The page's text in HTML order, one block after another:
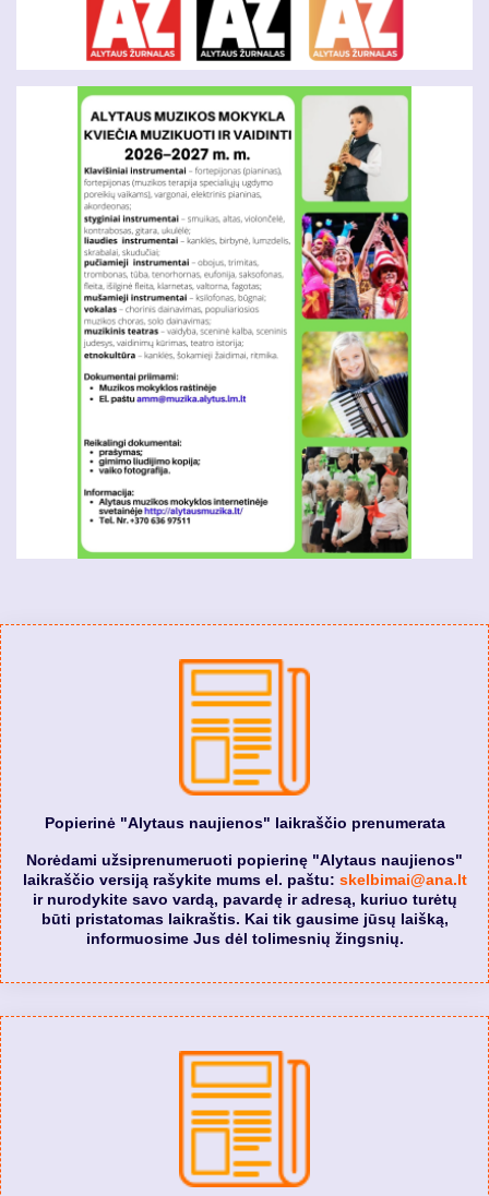
Popierinė "Alytaus naujienos" laikraščio prenumerata
Norėdami užsiprenumeruoti popierinę "Alytaus naujienos"
laikraščio versiją rašykite mums el. paštu: skelbimai@ana.lt
ir nurodykite savo vardą, pavardę ir adresą, kuriuo turėtų
būti pristatomas laikraštis. Kai tik gausime jūsų laišką,
informuosime Jus dėl tolimesnių žingsnių.